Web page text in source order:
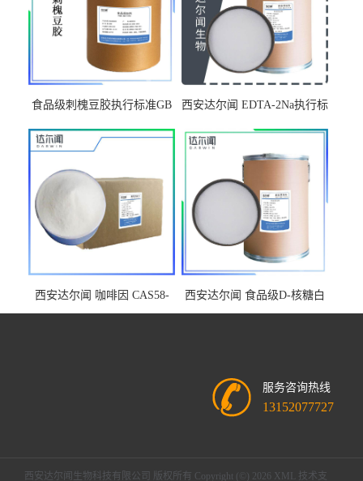
食品级刺槐豆胶执行标准GB
剂
西安达尔闻 EDTA-2Na执行标
西安达尔闻 咖啡因 CAS58-
08-2
西安达尔闻 食品级D-核糖白
色结晶性粉末具有清凉口感
服务咨询热线
13152077727
西安达尔闻生物科技有限公司 版权所有 Copyright (©) 2026 XML 技术支